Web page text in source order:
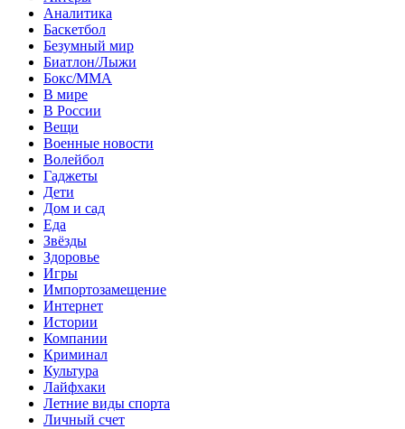
Аналитика
Баскетбол
Безумный мир
Биатлон/Лыжи
Бокс/MMA
В мире
В России
Вещи
Военные новости
Волейбол
Гаджеты
Дети
Дом и сад
Еда
Звёзды
Здоровье
Игры
Импортозамещение
Интернет
Истории
Компании
Криминал
Культура
Лайфхаки
Летние виды спорта
Личный счет